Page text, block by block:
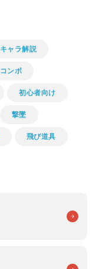
キャラ解説
コンボ
初心者向け
撃墜
飛び道具